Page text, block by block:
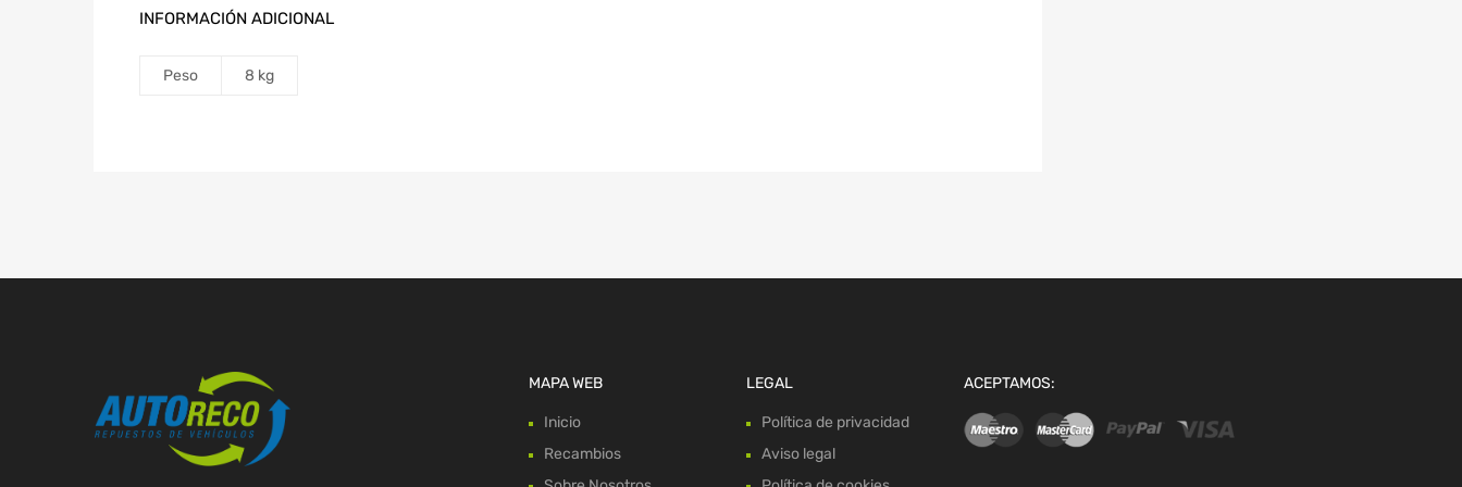
INFORMACIÓN ADICIONAL
Peso 8 kg
MAPA WEB
Inicio
Recambios
LEGAL
Política de privacidad
Aviso legal
ACEPTAMOS: